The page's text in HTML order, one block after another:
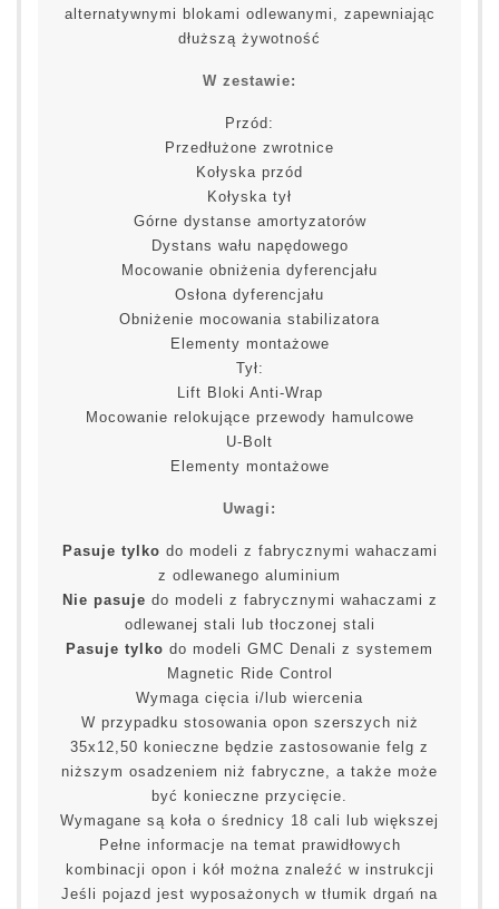
alternatywnymi blokami odlewanymi, zapewniając
dłuższą żywotność
W zestawie:
Przód:
Przedłużone zwrotnice
Kołyska przód
Kołyska tył
Górne dystanse amortyzatorów
Dystans wału napędowego
Mocowanie obniżenia dyferencjału
Osłona dyferencjału
Obniżenie mocowania stabilizatora
Elementy montażowe
Tył:
Lift Bloki Anti-Wrap
Mocowanie relokujące przewody hamulcowe
U-Bolt
Elementy montażowe
Uwagi:
Pasuje tylko do modeli z fabrycznymi wahaczami
z odlewanego aluminium
Nie pasuje do modeli z fabrycznymi wahaczami z
odlewanej stali lub tłoczonej stali
Pasuje tylko do modeli GMC Denali z systemem
Magnetic Ride Control
Wymaga cięcia i/lub wiercenia
W przypadku stosowania opon szerszych niż
35x12,50 konieczne będzie zastosowanie felg z
niższym osadzeniem niż fabryczne, a także może
być konieczne przycięcie.
Wymagane są koła o średnicy 18 cali lub większej
Pełne informacje na temat prawidłowych
kombinacji opon i kół można znaleźć w instrukcji
Jeśli pojazd jest wyposażonych w tłumik drgań na